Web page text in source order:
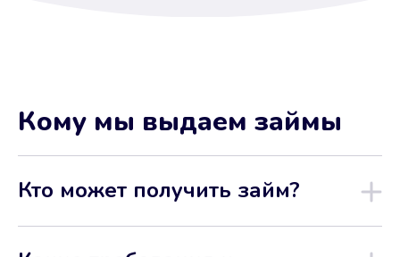
Кому мы выдаем займы
Кто может получить займ?